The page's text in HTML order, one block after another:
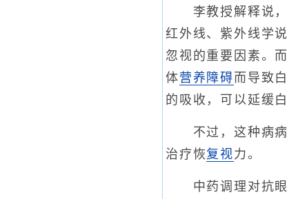
李教授解释说，
红外线、紫外线学
忽视的重要因素。
体营养障碍 而导致
的吸收，可以延缓
不过，这种病病
治疗恢复视力。
中药调理对抗眼